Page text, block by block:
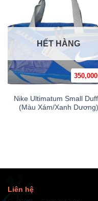
350,000
HẾT HÀNG
Nike Ultimatum Small
(Màu Xám/Xanh Dương)
Liên hệ